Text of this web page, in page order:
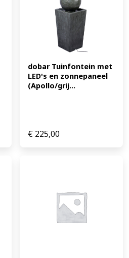
dobar Tuinfontein met
LED's en zonnepaneel
(Apollo/grij...
€ 225,00